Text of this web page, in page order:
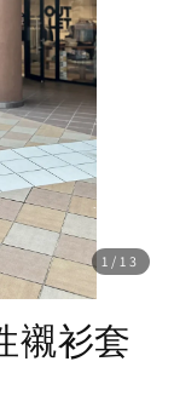
1 /13
襯衫套